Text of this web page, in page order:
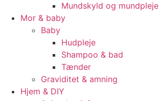
Mundskyld og mundpleje
Mor & baby
Baby
Hudpleje
Shampoo & bad
Tænder
Graviditet & amning
Hjem & DIY